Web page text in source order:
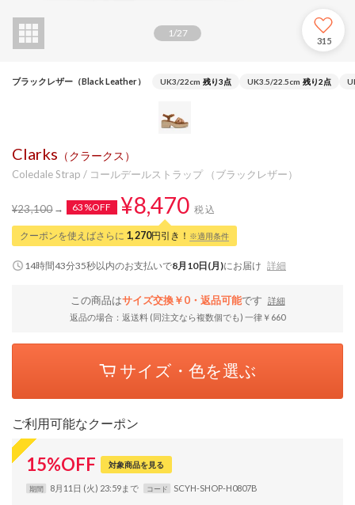
1/27
315
ブラックレザー（Black Leather） UK3/22cm 残り3点 UK3.5/22.5cm 残り2点
Clarks （クラークス）
Coledale Strap / コールデールストラップ （ブラックレザー）
¥23,100 63%OFF ¥8,470 税込
クーポンを使えばさらに 1,270円引き！ ※適用条件
14時間43分34秒以内のお支払いで8月10日(月)にお届け 詳細
この商品はサイズ交換￥0・返品可能です
詳細
返品の場合：返送料 (同注文なら複数個でも) 一律￥660
サイズ・色を選ぶ
ご利用可能なクーポン
15%OFF 対象商品を見る
期間 8月11日 (火) 23:59まで コード SCYH-SHOP-H0807B